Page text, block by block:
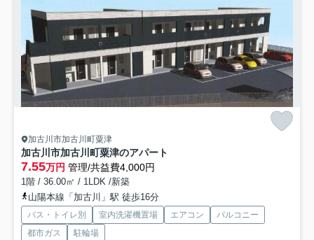
加古川市加古川町粟津
加古川市加古川町粟津のアパート
7.55万円 管理/共益費4,000円
1階 / 36.00㎡ / 1LDK /新築
山陽本線「加古川」駅 徒歩16分
バス・トイレ別 室内洗濯機置場 エアコン
バルコニー
都市ガス
駐輪場